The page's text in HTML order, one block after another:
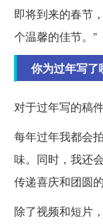
即将到来的春节
个温馨的佳节。”
你为过年写了
对于过年写的稿
每年过年我都会
味。同时，我还
传递喜庆和团圆的
除了视频和短片